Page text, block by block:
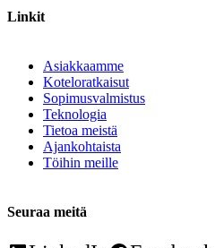
Linkit
Asiakkaamme
Koteloratkaisut
Sopimusvalmistus
Teknologia
Tietoa meistä
Ajankohtaista
Töihin meille
Seuraa meitä